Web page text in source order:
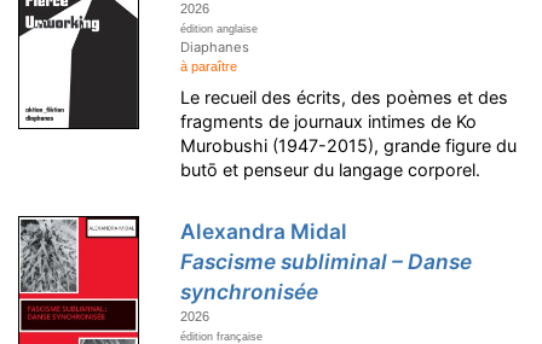
2026
édition anglaise
Diaphanes
à paraître
Le recueil des écrits, des poèmes et des
fragments de journaux intimes de Ko
Murobushi (1947-2015), grande figure du
butō et penseur du langage corporel.
Alexandra Midal
Fascisme subliminal – Danse
synchronisée
2026
édition française